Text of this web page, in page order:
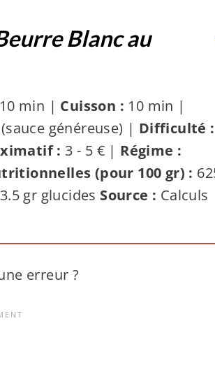
Blanc au
10 min | Cuisson : 10 min |
généreuse) | Difficulté :
: 3 - 5 € | Régime :
(pour 100 gr) :
gr glucides Source : Calculs
erreur ?